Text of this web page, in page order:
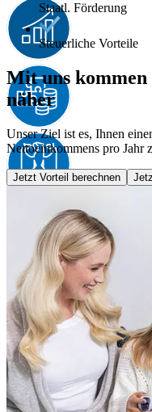
Staatl. Förderung
Steuerliche Vorteile
Mit uns
näher
Unser Ziel ist es, Ihnen
Nettoeinkommens pro Jahr
Jetzt Vorteil berechnen